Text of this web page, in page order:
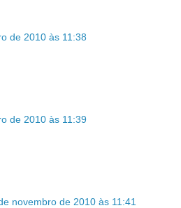
de 2010 às 11:38
de 2010 às 11:39
novembro de 2010 às 11:41